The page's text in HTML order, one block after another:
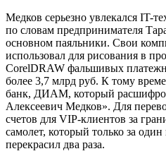
Медков серьезно увлекался IT-
по словам предпринимателя
основном паяльники. Свои
использовал для рисования в
СorelDRAW фальшивых
более 3,7 млрд руб. К тому
банк, ДИАМ, который
Алексеевич Медков». Для
счетов для VIP-клиентов за
самолет, который только за
перекрасил два раза.